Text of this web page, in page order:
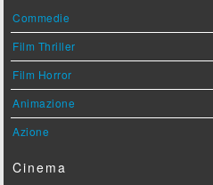
Commedie
Film Thriller
Film Horror
Animazione
Azione
Cinema